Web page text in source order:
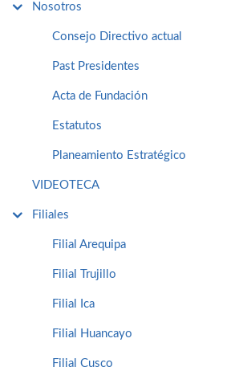
Nosotros
Consejo Directivo actual
Past Presidentes
Acta de Fundación
Estatutos
Planeamiento Estratégico
VIDEOTECA
Filiales
Filial Arequipa
Filial Trujillo
Filial Ica
Filial Huancayo
Filial Cusco